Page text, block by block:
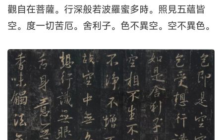
觀自在菩薩。行深般若波羅蜜多時。照見五蘊皆
空。度一切苦厄。舍利子。色不異空。空不異色。